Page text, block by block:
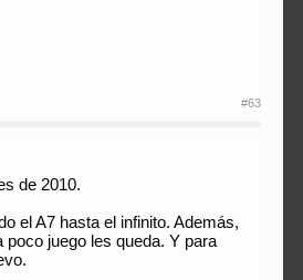
#63
de 2010.
el A7 hasta el infinito. Además,
juego les queda. Y para